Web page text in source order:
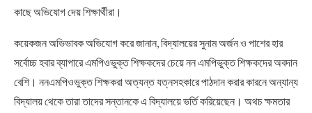
কাছে অভিযোগ দেয় শিক্ষার্থীরা।
কয়েকজন অভিভাবক অভিযোগ করে জানান, বিদ্যালয়ের সুনাম অর্জন ও পাশের হার
সর্বোচ্চ হবার ব্যাপারে এমপিওভুক্ত শিক্ষকদের চেয়ে নন এমপিভুক্ত শিক্ষকদের অবদান
বেশি। ননএমপিওভুক্ত শিক্ষকরা অত্যন্ত যত্নসহকারে পাঠদান করার কারনে অন্যান্য
বিদ্যালয় থেকে তারা তাদের সন্তানকে এ বিদ্যালয়ে ভর্তি করিয়েছেন। অথচ ক্ষমতার